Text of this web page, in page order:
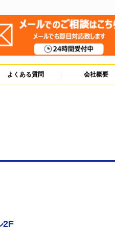
よくある質問 会社概要
2F